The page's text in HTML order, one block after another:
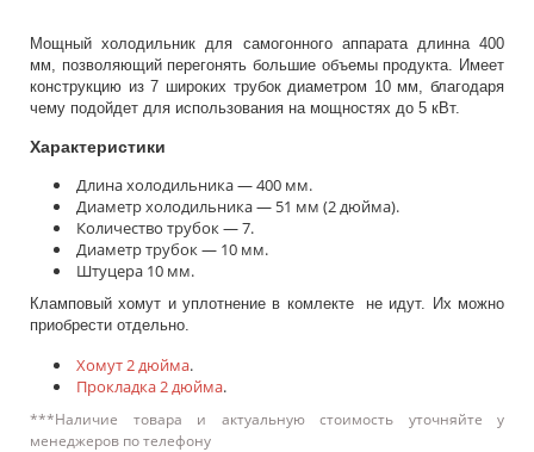
Мощный холодильник для самогонного аппарата длинна 400
мм, позволяющий перегонять большие объемы продукта. Имеет
конструкцию из 7 широких трубок диаметром 10 мм, благодаря
чему подойдет для использования на мощностях до 5 кВт.
Характеристики
Длина холодильника — 400 мм.
Диаметр холодильника — 51 мм (2 дюйма).
Количество трубок — 7.
Диаметр трубок — 10 мм.
Штуцера 10 мм.
Кламповый хомут и уплотнение в комлекте не идут. Их можно
приобрести отдельно.
Хомут 2 дюйма.
Прокладка 2 дюйма.
***Наличие товара и актуальную стоимость уточняйте у
менеджеров по телефону